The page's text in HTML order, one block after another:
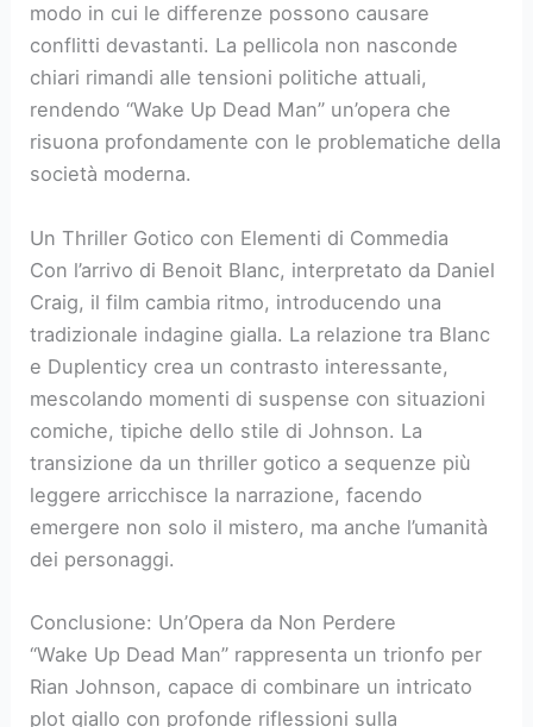
modo in cui le differenze possono causare
conflitti devastanti. La pellicola non nasconde
chiari rimandi alle tensioni politiche attuali,
rendendo “Wake Up Dead Man” un’opera che
risuona profondamente con le problematiche della
società moderna.
Un Thriller Gotico con Elementi di Commedia
Con l’arrivo di Benoit Blanc, interpretato da Daniel
Craig, il film cambia ritmo, introducendo una
tradizionale indagine gialla. La relazione tra Blanc
e Duplenticy crea un contrasto interessante,
mescolando momenti di suspense con situazioni
comiche, tipiche dello stile di Johnson. La
transizione da un thriller gotico a sequenze più
leggere arricchisce la narrazione, facendo
emergere non solo il mistero, ma anche l’umanità
dei personaggi.
Conclusione: Un’Opera da Non Perdere
“Wake Up Dead Man” rappresenta un trionfo per
Rian Johnson, capace di combinare un intricato
plot giallo con profonde riflessioni sulla